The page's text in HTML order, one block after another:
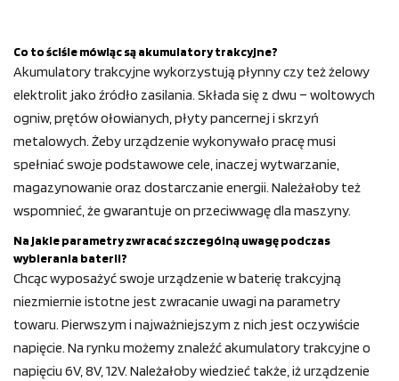
Co to ściśle mówiąc są akumulatory trakcyjne?
Akumulatory trakcyjne wykorzystują płynny czy też żelowy
elektrolit jako źródło zasilania. Składa się z dwu – woltowych
ogniw, prętów ołowianych, płyty pancernej i skrzyń
metalowych. Żeby urządzenie wykonywało pracę musi
spełniać swoje podstawowe cele, inaczej wytwarzanie,
magazynowanie oraz dostarczanie energii. Należałoby też
wspomnieć, że gwarantuje on przeciwwagę dla maszyny.
Na jakie parametry zwracać szczególną uwagę podczas
wybierania baterii?
Chcąc wyposażyć swoje urządzenie w baterię trakcyjną
niezmiernie istotne jest zwracanie uwagi na parametry
towaru. Pierwszym i najważniejszym z nich jest oczywiście
napięcie. Na rynku możemy znaleźć akumulatory trakcyjne o
napięciu 6V, 8V, 12V. Należałoby wiedzieć także, iż urządzenie